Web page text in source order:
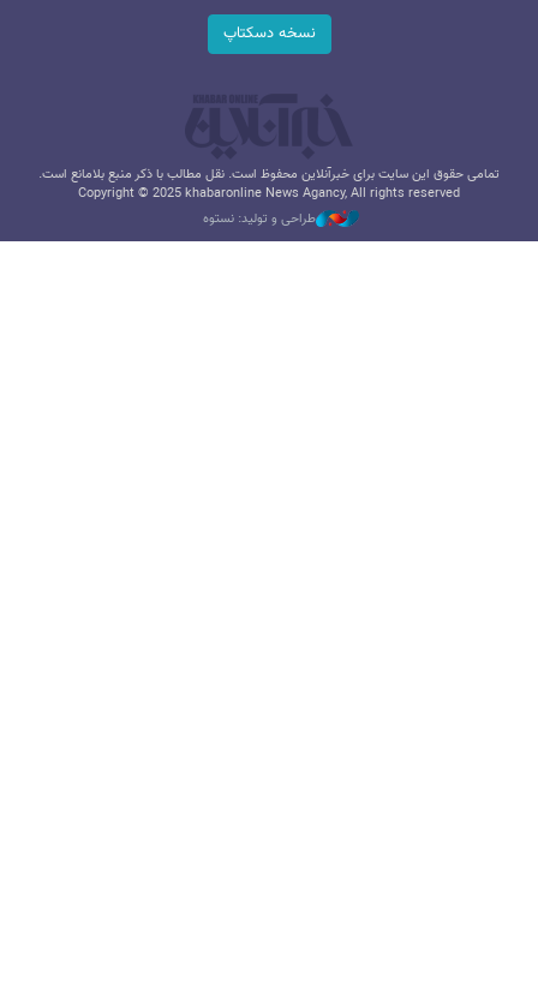
نسخه دسکتاپ
تمامی حقوق این سایت برای خبرآنلاین محفوظ است. نقل مطالب با ذکر منبع بلامانع است.
Copyright © 2025 khabaronline News Agancy, All rights reserved
طراحی و تولید: نستوه